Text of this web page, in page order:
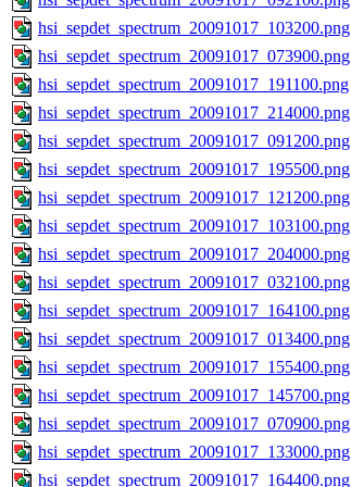
hsi_sepdet_spectrum_20091017_103200.png
hsi_sepdet_spectrum_20091017_073900.png
hsi_sepdet_spectrum_20091017_191100.png
hsi_sepdet_spectrum_20091017_214000.png
hsi_sepdet_spectrum_20091017_091200.png
hsi_sepdet_spectrum_20091017_195500.png
hsi_sepdet_spectrum_20091017_121200.png
hsi_sepdet_spectrum_20091017_103100.png
hsi_sepdet_spectrum_20091017_204000.png
hsi_sepdet_spectrum_20091017_032100.png
hsi_sepdet_spectrum_20091017_164100.png
hsi_sepdet_spectrum_20091017_013400.png
hsi_sepdet_spectrum_20091017_155400.png
hsi_sepdet_spectrum_20091017_145700.png
hsi_sepdet_spectrum_20091017_070900.png
hsi_sepdet_spectrum_20091017_133000.png
hsi_sepdet_spectrum_20091017_164400.png